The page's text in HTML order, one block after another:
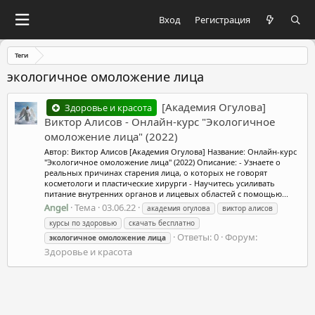
Вход Регистрация
Теги
экологичное омоложение лица
Здоровье и красота
[Академия Огулова]
Виктор Алисов - Онлайн-курс "Экологичное
омоложение лица" (2022)
Автор: Виктор Алисов [Академия Огулова] Название: Онлайн-курс
"Экологичное омоложение лица" (2022) Описание: - Узнаете о
реальных причинах старения лица, о которых не говорят
косметологи и пластические хирурги - Научитесь усиливать
питание внутренних органов и лицевых областей с помощью...
Angel Тема 03.06.22 академия огулова
виктор алисов
курсы по здоровью
скачать бесплатно
экологичное омоложение лица Ответы: 0 Форум:
Здоровье и красота